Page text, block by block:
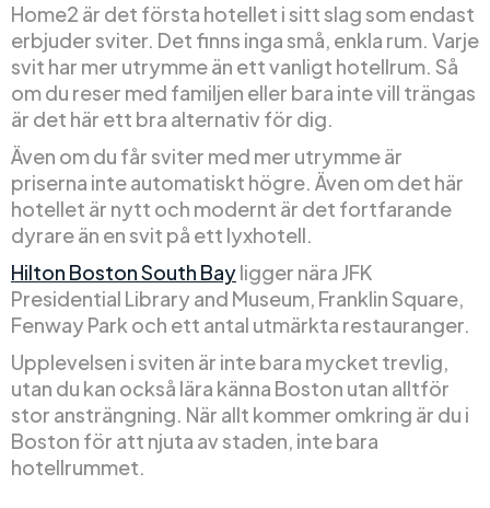
Home2 är det första hotellet i sitt slag som endast
erbjuder sviter. Det finns inga små, enkla rum. Varje
svit har mer utrymme än ett vanligt hotellrum. Så
om du reser med familjen eller bara inte vill trängas
är det här ett bra alternativ för dig.
Även om du får sviter med mer utrymme är
priserna inte automatiskt högre. Även om det här
hotellet är nytt och modernt är det fortfarande
dyrare än en svit på ett lyxhotell.
Hilton Boston South Bayligger nära JFK
Presidential Library and Museum, Franklin Square,
Fenway Park och ett antal utmärkta restauranger.
Upplevelsen i sviten är inte bara mycket trevlig,
utan du kan också lära känna Boston utan alltför
stor ansträngning. När allt kommer omkring är du i
Boston för att njuta av staden, inte bara
hotellrummet.